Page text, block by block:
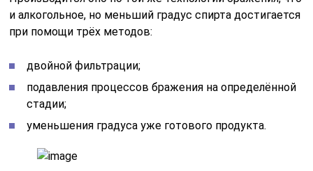
и алкогольное, но меньший градус спирта достигается
при помощи трёх методов:
двойной фильтрации;
подавления процессов бражения на определённой
стадии;
уменьшения градуса уже готового продукта.